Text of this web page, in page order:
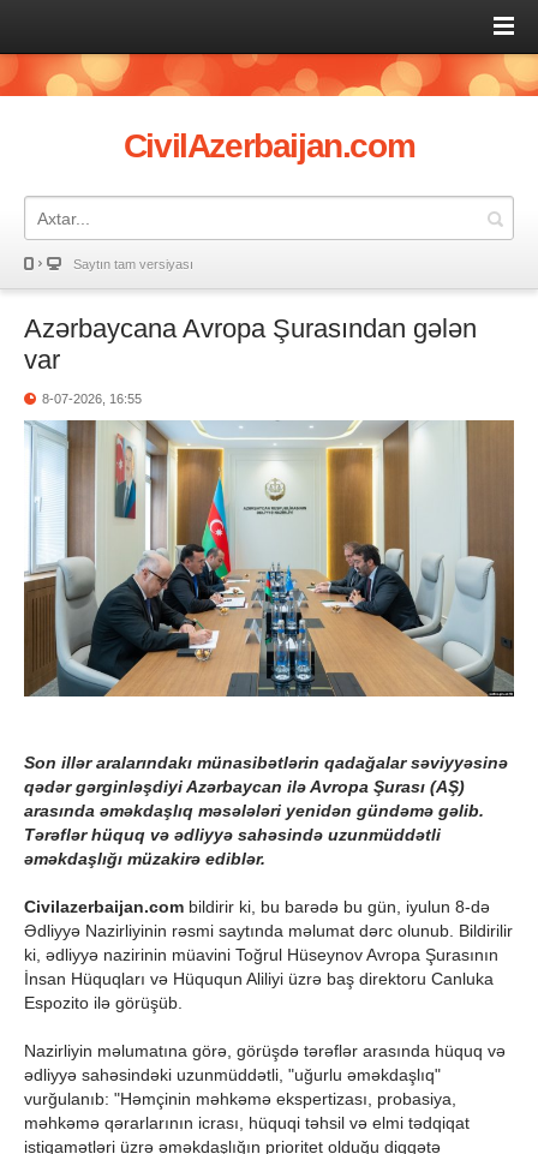
CivilAzerbaijan.com
Saytın tam versiyası
Azərbaycana Avropa Şurasından gələn
var
8-07-2026, 16:55
Son illər aralarındakı münasibətlərin qadağalar səviyyəsinə
qədər gərginləşdiyi Azərbaycan ilə Avropa Şurası (AŞ)
arasında əməkdaşlıq məsələləri yenidən gündəmə gəlib.
Tərəflər hüquq və ədliyyə sahəsində uzunmüddətli
əməkdaşlığı müzakirə ediblər.
Civilazerbaijan.com bildirir ki, bu barədə bu gün, iyulun 8-də
Ədliyyə Nazirliyinin rəsmi saytında məlumat dərc olunub. Bildirilir
ki, ədliyyə nazirinin müavini Toğrul Hüseynov Avropa Şurasının
İnsan Hüquqları və Hüququn Aliliyi üzrə baş direktoru Canluka
Espozito ilə görüşüb.
Nazirliyin məlumatına görə, görüşdə tərəflər arasında hüquq və
ədliyyə sahəsindəki uzunmüddətli, "uğurlu əməkdaşlıq"
vurğulanıb: "Həmçinin məhkəmə ekspertizası, probasiya,
məhkəmə qərarlarının icrası, hüquqi təhsil və elmi tədqiqat
istiqamətləri üzrə əməkdaşlığın prioritet olduğu diqqətə